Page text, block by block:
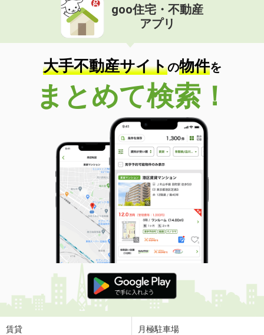
価 格
住 所
福島県福島市渡利字柳小路
専有面積 83.65m²
間取り
3LDK
福島県須賀川市六郎兵衛
価 格
6.80万円
福島県須賀川市六郎兵衛
53.9m²
間取り
2LDK
福島県須賀川市大黒町
価 格
7.10万円
住 所
福島県須賀川市大黒町
専有面積 53.8m²
間取り
2LDK
福島県郡山市安積荒井３丁目
価 格
5.20万円
住 所
福島県郡山市安積荒井３丁目
専有面積
ワンルーム
goo住宅・不動産
アプリ
大手不動産サイトの物件を
まとめて検索！
賃貸 月極駐車場